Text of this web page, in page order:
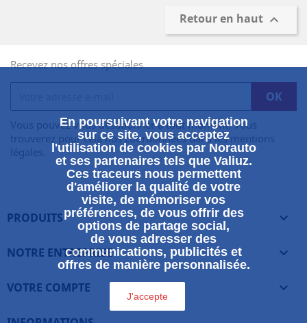
Retour en haut 
Recevez nos offres spéciales
Vous pouvez vous désabonner à tout moment. Vous
trouverez pour cela nos coordonnées dans les mentions
légales.
PRODUITS 
NOTRE ENTREPRISE 
VOTRE COMPTE 
En poursuivant votre navigation
sur ce site, vous acceptez
l'utilisation de cookies par Norauto
et ses partenaires tels que Valiuz.
Ces traceurs nous permettent
d'améliorer la qualité de votre
visite, de mémoriser vos
préférences, de vous offrir des
options de partage social,
de vous adresser des
communications, publicités et
offres de manière personnalisée.
J'accepte